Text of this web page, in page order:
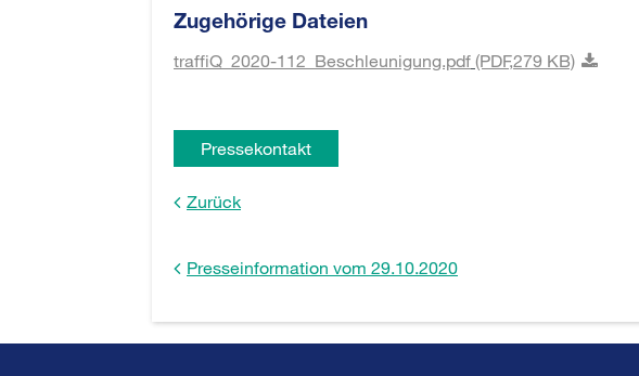
Zugehörige Dateien
traffiQ_2020-112_Beschleunigung.pdf (PDF,279 KB)
Pressekontakt
Zurück
Presseinformation vom 29.10.2020